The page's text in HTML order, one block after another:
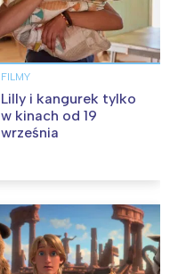
FILMY
Lilly i kangurek tylko
w kinach od 19
września